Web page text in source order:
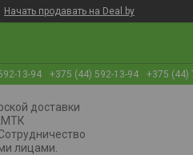
Начать продавать на Deal.by
13-94 +375 (44) 592-13-94 +375 (44)
доставки
лицами.